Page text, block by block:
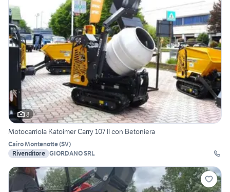
8
Motocarriola Katoimer Carry 107 II con Betoniera
Cairo Montenotte(SV)
Rivenditore GIORDANO SRL